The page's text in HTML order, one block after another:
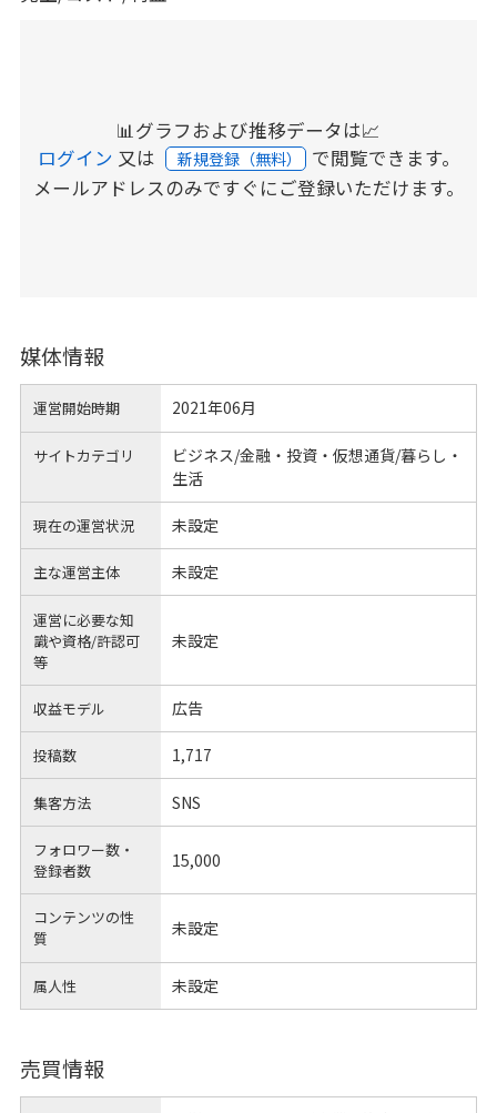
📊グラフおよび推移データは📈
ログイン 又は 新規登録（無料） で閲覧できます。
メールアドレスのみですぐにご登録いただけます。
媒体情報
運営開始時期 2021年06月
サイトカテゴリ
ビジネス/金融・投資・仮想通貨/暮らし・
生活
現在の運営状況 未設定
主な運営主体 未設定
運営に必要な知
識や資格/許認可
等
未設定
収益モデル 広告
投稿数 1,717
集客方法 SNS
フォロワー数・
登録者数
15,000
コンテンツの性
質
未設定
属人性 未設定
売買情報